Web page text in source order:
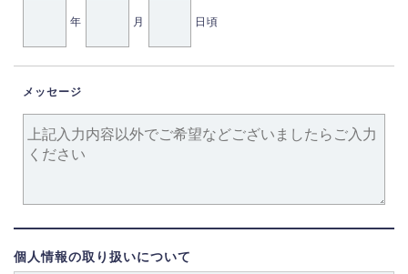
年 月 日頃
メッセージ
個人情報の取り扱いについて